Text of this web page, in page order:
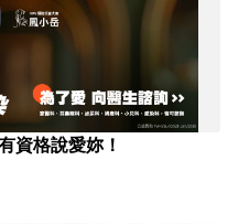
資格說愛妳！